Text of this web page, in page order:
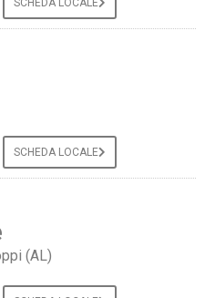
SCHEDA LOCALE
SCHEDA LOCALE
(AL)